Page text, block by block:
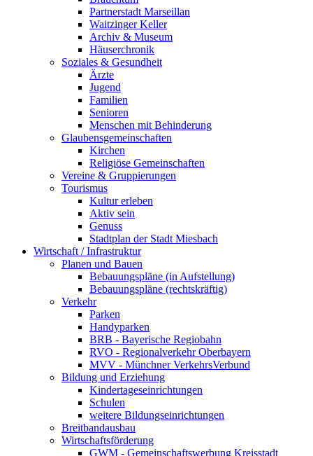
Partnerstadt Marseillan
Waitzinger Keller
Archiv & Museum
Häuserchronik
Soziales & Gesundheit
Ärzte
Jugend
Familien
Senioren
Menschen mit Behinderung
Glaubensgemeinschaften
Kirchen
Religiöse Gemeinschaften
Vereine & Gruppierungen
Tourismus
Kultur erleben
Aktiv sein
Genuss
Stadtplan der Stadt Miesbach
Wirtschaft / Infrastruktur
Planen und Bauen
Bebauungspläne (in Aufstellung)
Bebauungspläne (rechtskräftig)
Verkehr
Parken
Handyparken
BRB - Bayerische Regiobahn
RVO - Regionalverkehr Oberbayern
MVV - Münchner VerkehrsVerbund
Bildung und Erziehung
Kindertageseinrichtungen
Schulen
weitere Bildungseinrichtungen
Breitbandausbau
Wirtschaftsförderung
GWM - Gemeinschaftswerbung Kreisstadt